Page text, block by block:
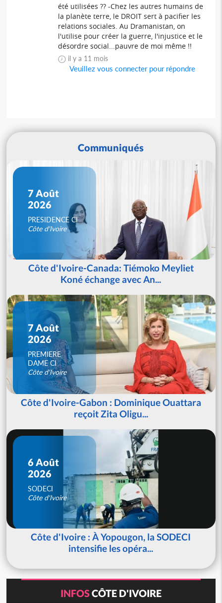
été utilisées ?? -Chez les autres humains de
la planète terre, le DROIT sert à pacifier les
relations sociales. Au Dramanistan, on
l'utilise pour créer la guerre, l'injustice et le
désordre social...pauvre de moi même !!
il y a 11 mois
Veuillez vous connecter pour répondre
Communiqués
7 Août
2026
PRESIDENCE CI
Côte d'Ivoire
Côte d'Ivoire-Canada: Tiémoko Meyliet
Koné échange avec An...
7 Août
2026
PREMIERE
DAME CI
Côte d'Ivoire
Côte d'Ivoire-Gabon : Dominique Ouattara
reçoit Zita Oligu...
6 Août
2026
SODECI
Côte d'Ivoire
Côte d'Ivoire : À Yopougon, la SODECI
intensifie les opéra...
INFOSCÔTE D'IVOIRE